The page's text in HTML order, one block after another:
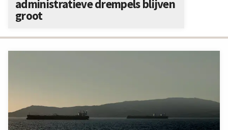
administratieve drempels blijven
groot